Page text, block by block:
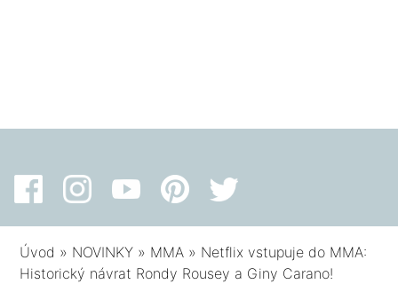
Úvod » NOVINKY » MMA » Netflix vstupuje do MMA:
Historický návrat Rondy Rousey a Giny Carano!